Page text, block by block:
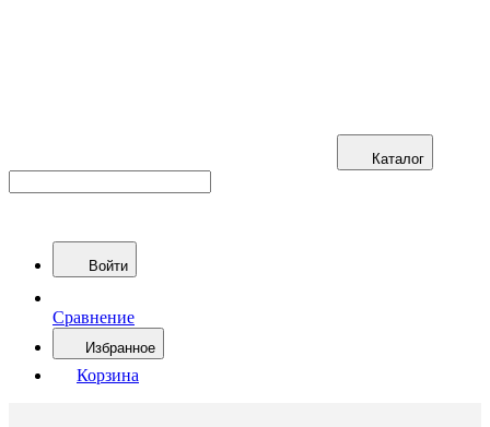
Каталог
Войти
Сравнение
Избранное
Корзина